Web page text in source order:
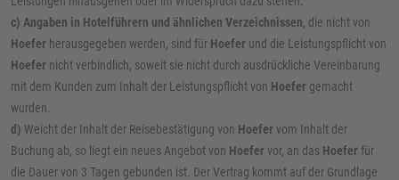
c) Angaben in Hotelführern und ähnlichen Verzeichnissen , die nicht von
Hoefer herausgegeben werden, sind für Hoefer und die Leistungspflicht von
Hoefer nicht verbindlich, soweit sie nicht durch ausdrückliche Vereinbarung
mit dem Kunden zum Inhalt der Leistungspflicht von Hoefer gemacht
wurden.
d) Weicht der Inhalt der Reisebestätigung von Hoefer vom Inhalt der
Buchung ab, so liegt ein neues Angebot von Hoefer vor, an das Hoefer für
die Dauer von 3 Tagen gebunden ist. Der Vertrag kommt auf der Grundlage